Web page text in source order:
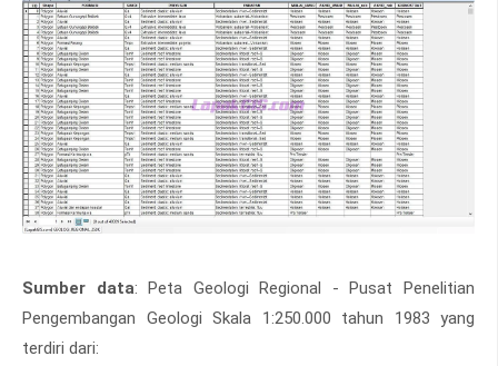
Sumber data: Peta Geologi Regional - Pusat Penelitian
Pengembangan Geologi Skala 1:250.000 tahun 1983 yang
terdiri dari: